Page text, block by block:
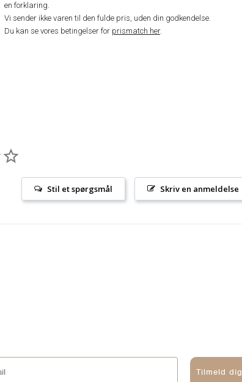
en forklaring.
Vi sender ikke varen til den fulde pris, uden din godkendelse.
Du kan se vores betingelser for prismatch her.
Skriv en anmeldelse
Stil et spørgsmål
Tilmeld dig